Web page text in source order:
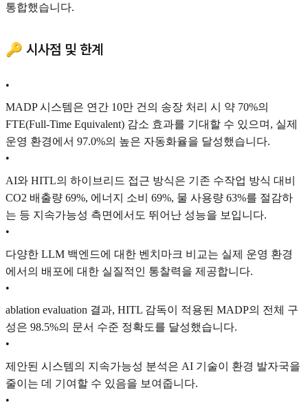
통합했습니다.
🔑 시사점 및 한계
•
MADP 시스템은 연간 10만 건의 송장 처리 시 약 70%의
FTE(Full-Time Equivalent) 감소 효과를 기대할 수 있으며, 실제
운영 환경에서 97.0%의 높은 자동화율을 달성했습니다.
•
AI와 HITL의 하이브리드 접근 방식은 기존 수작업 방식 대비
CO2 배출량 69%, 에너지 소비 69%, 물 사용량 63%를 절감하
는 등 지속가능성 측면에서도 뛰어난 성능을 보입니다.
•
다양한 LLM 백엔드에 대한 벤치마크 비교는 실제 운영 환경
에서의 배포에 대한 실질적인 통찰력을 제공합니다.
•
ablation evaluation 결과, HITL 감독이 적용된 MADP의 전체 구
성은 98.5%의 문서 수준 정확도를 달성했습니다.
•
제안된 시스템의 지속가능성 분석은 AI 기술이 환경 발자국을
줄이는 데 기여할 수 있음을 보여줍니다.
•